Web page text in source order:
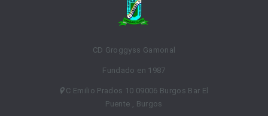
CD Groggyss Gamonal
Fundado en 1987
C Emilio Prados 10 09006 Burgos Bar El
Puente , Burgos